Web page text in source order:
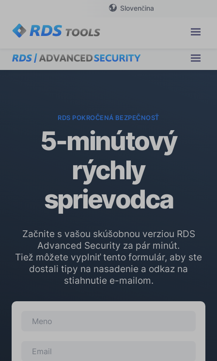
Slovenčina
RDS POKROČENÁ BEZPEČNOSŤ
5-minútový
rýchly
sprievodca
Začnite s vašou skúšobnou verziou RDS
Advanced Security za pár minút.
Tiež môžete vyplniť tento formulár, aby ste
dostali tipy na nasadenie a odkaz na
stiahnutie e-mailom.